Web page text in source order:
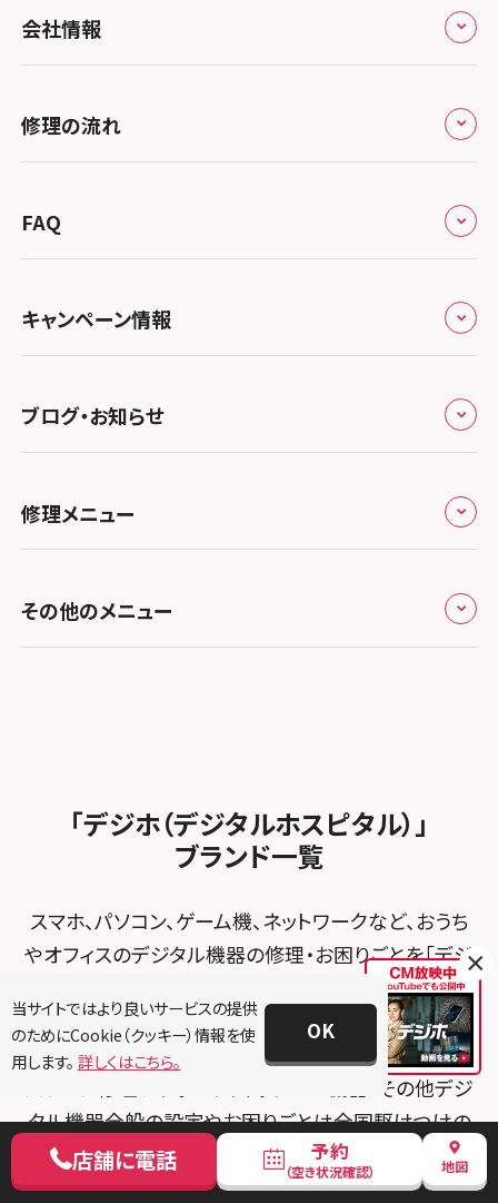
北海道・東北
スマホスピタル大丸札幌
関東
スマホスピタル宇都宮
スマホスピタル 高崎
スマホスピタル鴻巣
スマホスピタル テルル三芳
スマホスピタル 熊谷
スマホスピタル ゲオデジタルベース川口元郷
スマホスピタル埼玉大宮
スマホスピタル テルル蒲生
スマホスピタル テルル新越谷
スマホスピタル テルル草加花栗
スマホスピタル テルル東川口
スマホスピタル テルル松戸五香
スマホスピタル テルル宮野木
スマホスピタル千葉
スマホスピタル 東京大手町
スマホスピタル 大森
スマホスピタル練馬
スマホスピタル 神田
北陸・甲信越
スマホスピタルアル・プラザ小松
スマホスピタル 北陸総合修理センター
スマホスピタル 長野
東海
スマホスピタル岐阜
スマホスピタル 浜松
スマホスピタル静岡パルコ
スマホスピタル 藤枝
スマホスピタル名古屋駅前
スマホスピタル名古屋金山
スマホスピタル 大府
スマホスピタル 西枇杷島
スマホスピタル 尾張旭
スマホスピタル平和が丘
スマホスピタル春日井勝川
関西
スマホスピタル 大阪梅田
スマホスピタル by デジホ 梅田地下（うめちか）
スマホスピタル京橋
スマホスピタル難波
スマホスピタルイオンタウン茨木太田
スマホスピタル住道オペラパーク
スマホスピタル東大阪ロンモール布施
スマホスピタル堺
スマホスピタル 堺出張所
スマホスピタル京都河原町
スマホスピタル by デジホ 京都駅前
スマホスピタル宇治槙島
スマホスピタル烏丸
中国・四国
スマホスピタル岡山駅前
スマホスピタル西条
スマホスピタル by デジホ マークイズ福岡もも
ち
スマホスピタル福岡天神
スマホスピタル熊本下通
スマホスピタル GODOモバイル大分府内町
会社情報
会社概要
総務省登録業者
特定商取引法に関する表記
プライバシーポリシー
郵送修理依頼
修理の流れ
郵送修理の流れ
FAQ
キャンペーン情報
キャンペーン一覧
ブログ・お知らせ
お知らせ
修理メニュー
iPhone修理メニュー
MacBook修理メニュー
その他のメニュー
FCNTスマートフォン修理
「デジホ（デジタルホスピタル）」
ブランド一覧
スマホ、パソコン、ゲーム機、ネットワークなど、おうち
やオフィスのデジタル機器の修理・お困りごとを「デジ
データそのまま、全国・最短即日で解決。
パソコン修理＆サポート、ネット・IoT機器・その他デジ
タル機器全般の設定やお困りごとは全国駆けつけの
「PCホスピタル」
スマホ・iPhone・タブレット修理＆サポートは全国約
店舗に電話 予約
（空き状況確認） 地図
×
当サイトではより良いサービスの提供
のためにCookie（クッキー）情報を使
用します。 詳しくはこちら。
OK